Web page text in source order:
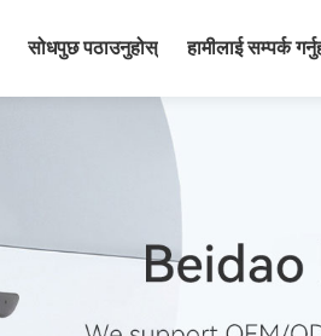
सोधपुछ पठाउनुहोस् हामीलाई सम्पर्क